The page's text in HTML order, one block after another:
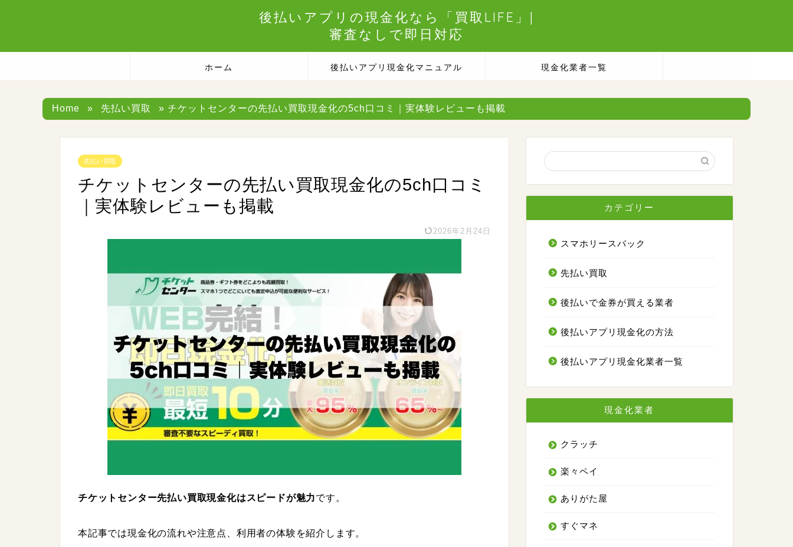
後払いアプリの現金化なら「買取LIFE」|
審査なしで即日対応
ホーム 後払いアプリ現金化マニュアル 現金化業者一覧
Home » 先払い買取 » チケットセンターの先払い買取現金化の5ch口コミ｜実体験レビューも掲載
先払い買取
チケットセンターの先払い買取現金化の5ch口コミ
｜実体験レビューも掲載
2026年2月24日
チケットセンター先払い買取現金化はスピードが魅力です。
本記事では現金化の流れや注意点、利用者の体験を紹介します。
カテゴリー
スマホリースバック
先払い買取
後払いで金券が買える業者
後払いアプリ現金化の方法
後払いアプリ現金化業者一覧
現金化業者
クラッチ
楽々ペイ
ありがた屋
すぐマネ